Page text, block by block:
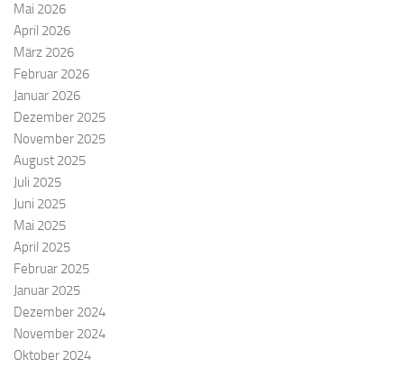
Mai 2026
April 2026
März 2026
Februar 2026
Januar 2026
Dezember 2025
November 2025
August 2025
Juli 2025
Juni 2025
Mai 2025
April 2025
Februar 2025
Januar 2025
Dezember 2024
November 2024
Oktober 2024